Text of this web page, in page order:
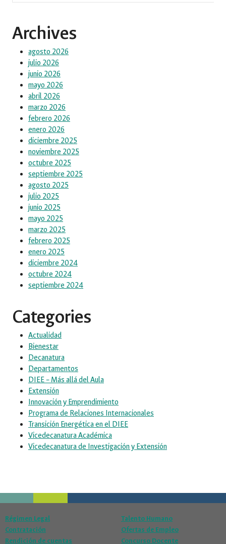
Archives
agosto 2026
julio 2026
junio 2026
mayo 2026
abril 2026
marzo 2026
febrero 2026
enero 2026
diciembre 2025
noviembre 2025
octubre 2025
septiembre 2025
agosto 2025
julio 2025
junio 2025
mayo 2025
marzo 2025
febrero 2025
enero 2025
diciembre 2024
octubre 2024
septiembre 2024
Categories
Actualidad
Bienestar
Decanatura
Departamentos
DIEE – Más allá del Aula
Extensión
Innovación y Emprendimiento
Programa de Relaciones Internacionales
Transición Energética en el DIEE
Vicedecanatura Académica
Vicedecanatura de Investigación y Extensión
Régimen Legal
Contratación
Rendición de cuentas
Talento Humano
Ofertas de Empleo
Concurso Docente